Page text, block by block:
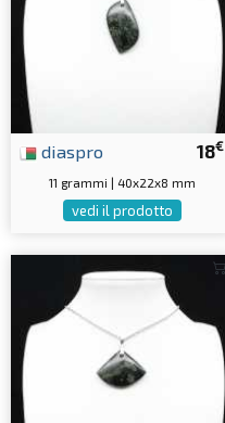
18€
diaspro
11 grammi | 40x22x8 mm
vedi il prodotto